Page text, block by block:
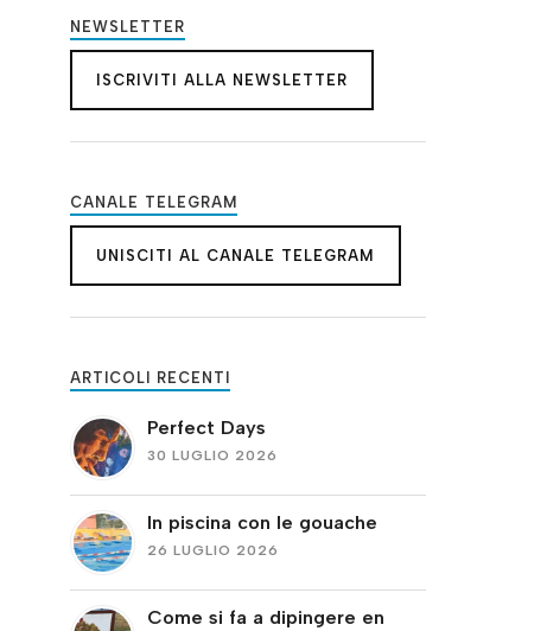
NEWSLETTER
ISCRIVITI ALLA NEWSLETTER
CANALE TELEGRAM
UNISCITI AL CANALE TELEGRAM
ARTICOLI RECENTI
Perfect Days
30 LUGLIO 2026
In piscina con le gouache
26 LUGLIO 2026
Come si fa a dipingere en